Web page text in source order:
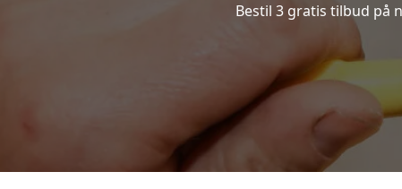
Bestil 3 gratis tilbud på